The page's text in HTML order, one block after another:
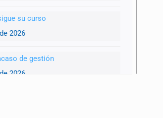
su curso
2026
de gestión
2026